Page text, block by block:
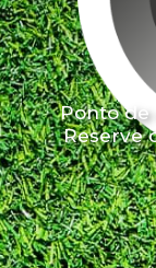
Ponto de
Reserve